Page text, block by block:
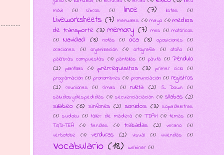
móvil
(1) Libros (1) lince (7) listas (1)
Liveworksheets (7) manuales (1) mayo (1) medios
de transporte (3) memory (7) mes (1) motóricos
(1) Navidad (3) notas (1) oca (3) oposiciones (1)
oraciones
(1) organización (1) ortografía (1) otoño
(1)
palabras compuestas (1) pantallas (1) pauta (1) Péndulo
(2) plantillas (1) prerrequisitos (3) primer ciclo (1)
programación (1) pronombres (1) pronunciación (1) registros
(2)
reuniones (1) rimas (1) ruleta (2) S. Down (1)
saludosydespedidas (1) secuenciaciación (1) sílabas (2)
silabeo (6) sinfones (2) sonidos (3) sopadeletras
(1) sudoku (1) taller de madera (1) TDAH (1) temas (1)
TGD-TEA
(1) tiendas (1) trabadas (2) verano
(1)
verbotobe
(1) verduras (2) visual (1) viviendas (1)
Vocabulario (18) webinar (1)